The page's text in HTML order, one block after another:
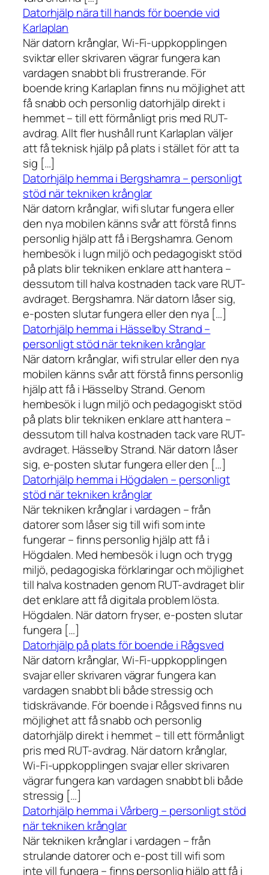
Datorhjälp nära till hands för boende vid
Karlaplan
När datorn krånglar, Wi-Fi-uppkopplingen
sviktar eller skrivaren vägrar fungera kan
vardagen snabbt bli frustrerande. För
boende kring Karlaplan finns nu möjlighet att
få snabb och personlig datorhjälp direkt i
hemmet – till ett förmånligt pris med RUT-
avdrag. Allt fler hushåll runt Karlaplan väljer
att få teknisk hjälp på plats i stället för att ta
sig […]
Datorhjälp hemma i Bergshamra – personligt
stöd när tekniken krånglar
När datorn krånglar, wifi slutar fungera eller
den nya mobilen känns svår att förstå finns
personlig hjälp att få i Bergshamra. Genom
hembesök i lugn miljö och pedagogiskt stöd
på plats blir tekniken enklare att hantera –
dessutom till halva kostnaden tack vare RUT-
avdraget. Bergshamra. När datorn låser sig,
e-posten slutar fungera eller den nya […]
Datorhjälp hemma i Hässelby Strand –
personligt stöd när tekniken krånglar
När datorn krånglar, wifi strular eller den nya
mobilen känns svår att förstå finns personlig
hjälp att få i Hässelby Strand. Genom
hembesök i lugn miljö och pedagogiskt stöd
på plats blir tekniken enklare att hantera –
dessutom till halva kostnaden tack vare RUT-
avdraget. Hässelby Strand. När datorn låser
sig, e-posten slutar fungera eller den […]
Datorhjälp hemma i Högdalen – personligt
stöd när tekniken krånglar
När tekniken krånglar i vardagen – från
datorer som låser sig till wifi som inte
fungerar – finns personlig hjälp att få i
Högdalen. Med hembesök i lugn och trygg
miljö, pedagogiska förklaringar och möjlighet
till halva kostnaden genom RUT-avdraget blir
det enklare att få digitala problem lösta.
Högdalen. När datorn fryser, e-posten slutar
fungera […]
Datorhjälp på plats för boende i Rågsved
När datorn krånglar, Wi-Fi-uppkopplingen
svajar eller skrivaren vägrar fungera kan
vardagen snabbt bli både stressig och
tidskrävande. För boende i Rågsved finns nu
möjlighet att få snabb och personlig
datorhjälp direkt i hemmet – till ett förmånligt
pris med RUT-avdrag. När datorn krånglar,
Wi-Fi-uppkopplingen svajar eller skrivaren
vägrar fungera kan vardagen snabbt bli både
stressig […]
Datorhjälp hemma i Vårberg – personligt stöd
när tekniken krånglar
När tekniken krånglar i vardagen – från
strulande datorer och e-post till wifi som
inte vill fungera – finns personlig hjälp att få i